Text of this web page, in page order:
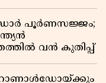
പൂർണസജ്ജം;
വൻ കുതിപ്പ്
റൊണാൾഡോയ്ക്കും